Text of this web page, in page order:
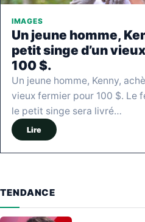
IMAGES
Un jeune homme,
petit singe d’un
100 $.
Un jeune homme, Kenny,
vieux fermier pour 100 $. Le
le petit singe sera livré…
Lire
TENDANCE